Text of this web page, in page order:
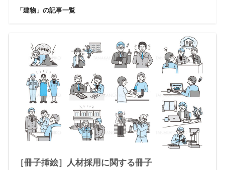
「建物」の記事一覧
［冊子挿絵］人材採用に関する冊子